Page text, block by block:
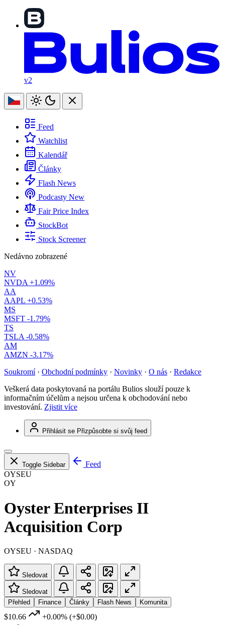
v2
Feed
Watchlist
Kalendář
Články
Flash News
Podcasty New
Fair Price Index
StockBot
Stock Screener
Nedávno zobrazené
NV
NVDA +1.09%
AA
AAPL +0.53%
MS
MSFT -1.79%
TS
TSLA -0.58%
AM
AMZN -3.17%
Soukromí · Obchodní podmínky · Novinky · O nás · Redakce
Veškerá data poskytovaná na portálu Bulios slouží pouze k
informačním účelům a nejsou určena k obchodování nebo
investování. Zjistit více
Přihlásit se Přizpůsobte si svůj feed
Toggle Sidebar
Feed
OYSEU
OY
Oyster Enterprises II
Acquisition Corp
OYSEU · NASDAQ
Sledovat
Sledovat
Přehled
Finance Články Flash News Komunita
$10.66 +0.00% (+$0.00)